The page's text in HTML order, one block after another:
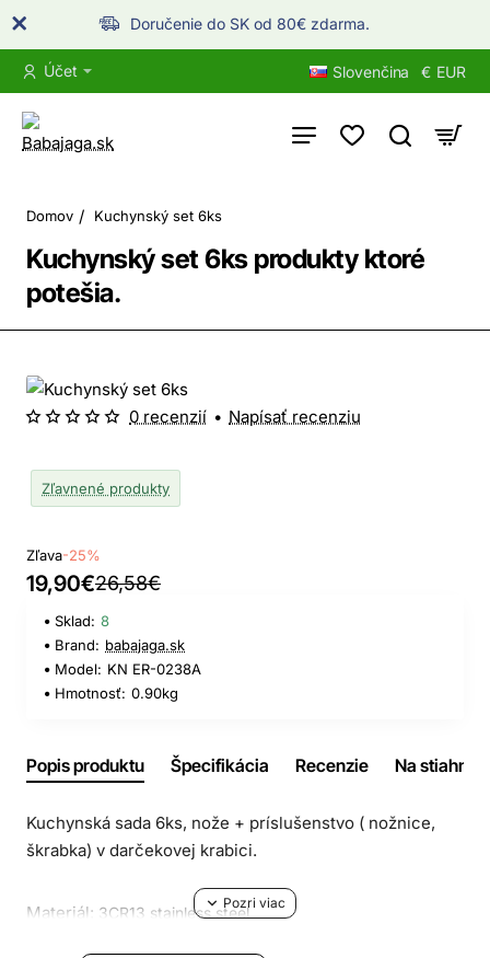
Doručenie do SK od 80€ zdarma.
Účet Slovenčina € EUR
Kuchynský set 6ks produkty ktoré
potešia.
Domov homeKuchynský set 6ks
Nové produkty
Zľavnené produkty
0 recenzií • Napísať recenziu
Zľava-25%
19,90€26,58€
Sklad: 8
Brand: babajaga.sk
Model: KN ER-0238A
Hmotnosť: 0.90kg
Popis produktu Špecifikácia Recenzie Na
Kuchynská sada 6ks, nože + príslušenstvo ( nožnice,
škrabka) v darčekovej krabici.
Materiál: 3CR13 stainless steel